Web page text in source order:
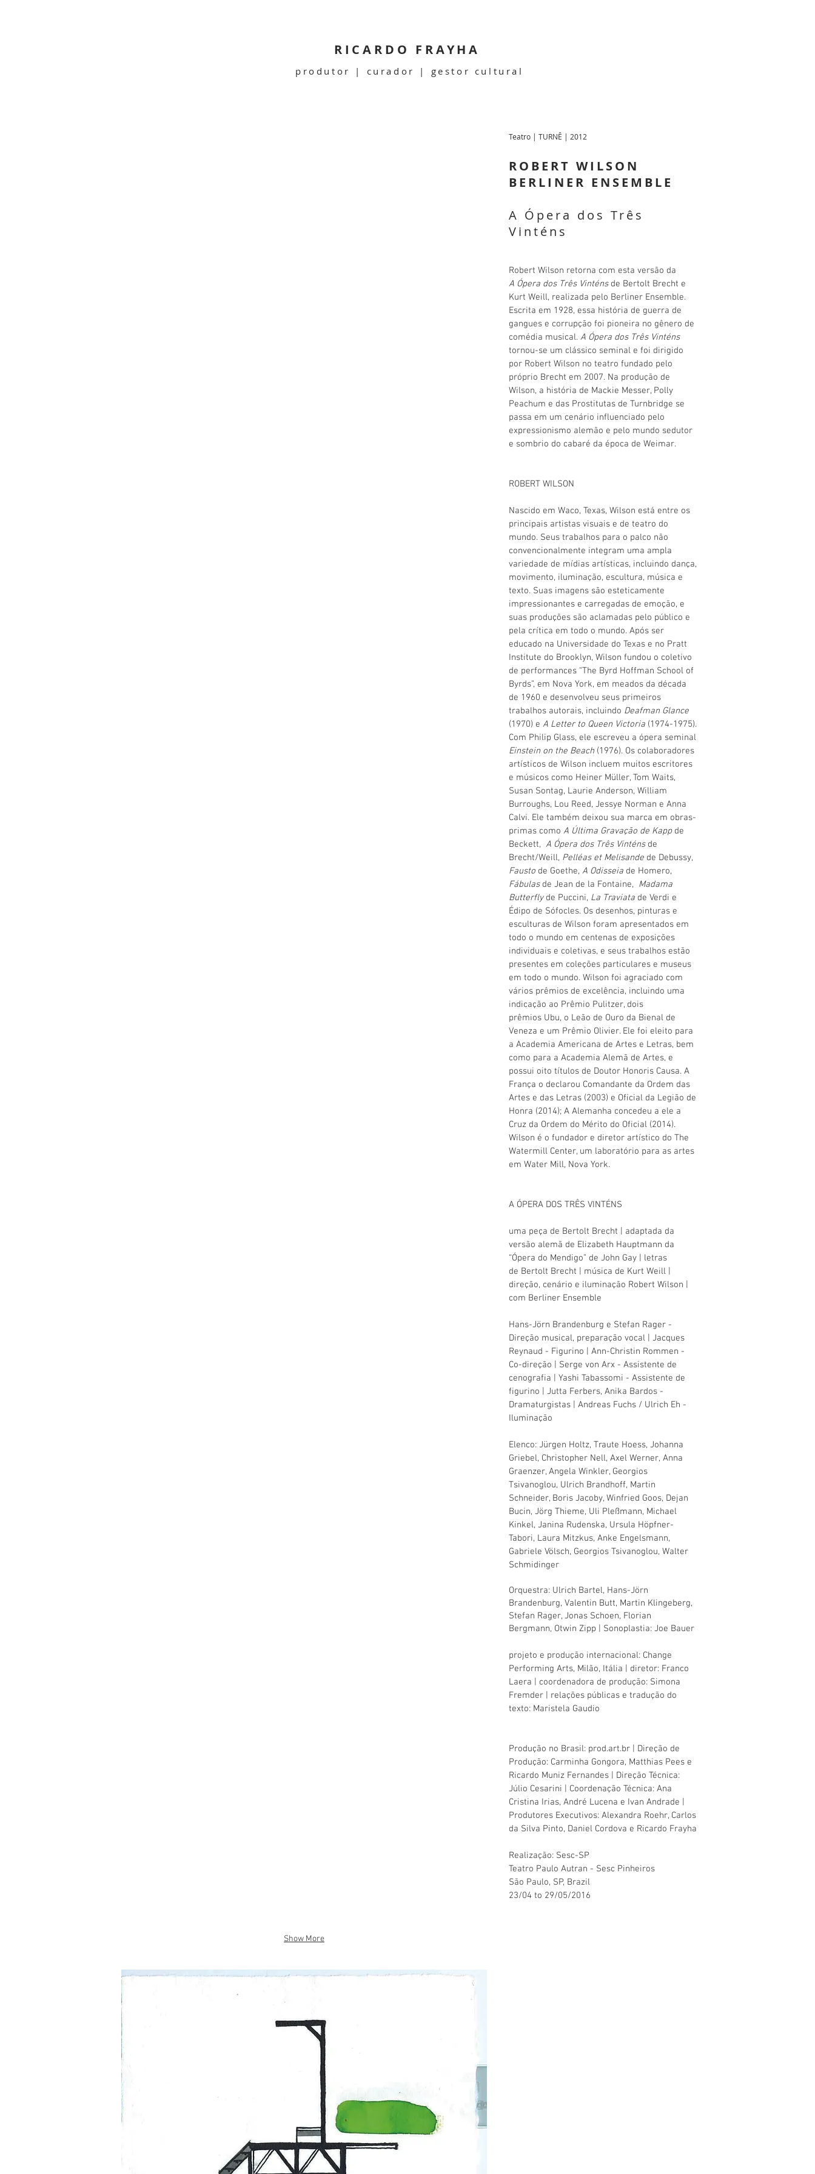
RICARDO FRAYHA
produtor | curador | gestor cultural
Show More
Teatro | TURNÊ | 2012
ROBERT WILSON
BERLINER ENSEMBLE
A Ópera dos Três
Vinténs
Robert Wilson retorna com esta versão da
A Ópera dos Três Vinténsde Bertolt Brecht e
Kurt Weill, realizada pelo Berliner Ensemble.
Escrita em 1928, essa história de guerra de
gangues e corrupção foi pioneira no gênero de
comédia musical. A Ópera dos Três Vinténs
tornou-se um clássico seminal e foi dirigido
por Robert Wilson no teatro fundado pelo
próprio Brecht em 2007. Na produção de
Wilson, a história de Mackie Messer, Polly
Peachum e das Prostitutas de Turnbridge se
passa em um cenário influenciado pelo
expressionismo alemão e pelo mundo sedutor
e sombrio do cabaré da época de Weimar.
ROBERT WILSON
Nascido em Waco, Texas, Wilson está entre os
principais artistas visuais e de teatro do
mundo. Seus trabalhos para o palco não
convencionalmente integram uma ampla
variedade de mídias artísticas, incluindo dança,
movimento, iluminação, escultura, música e
texto. Suas imagens são esteticamente
impressionantes e carregadas de emoção, e
suas produções são aclamadas pelo público e
pela crítica em todo o mundo. Após ser
educado na Universidade do Texas e no Pratt
Institute do Brooklyn, Wilson fundou o coletivo
de performances “The Byrd Hoffman School of
Byrds”, em Nova York, em meados da década
de 1960 e desenvolveu seus primeiros
trabalhos autorais, incluindo Deafman Glance
(1970) e A Letter to Queen Victoria (1974-1975).
Com Philip Glass, ele escreveu a ópera seminal
Einstein on the Beach (1976). Os colaboradores
artísticos de Wilson incluem muitos escritores
e músicos como Heiner Müller, Tom Waits,
Susan Sontag, Laurie Anderson, William
Burroughs, Lou Reed, Jessye Norman e Anna
Calvi. Ele também deixou sua marca em obras-
primas como A Última Gravação de Kappde
Beckett, A Ópera dos Três Vinténs de
Brecht/Weill, Pelléas et Melisande de Debussy,
Fausto de Goethe, A Odisseia de Homero,
Fábulasde Jean de la Fontaine, Madama
Butterflyde Puccini, La Traviata de Verdi e
Édipo de Sófocles. Os desenhos, pinturas e
esculturas de Wilson foram apresentados em
todo o mundo em centenas de exposições
individuais e coletivas, e seus trabalhos estão
presentes em coleções particulares e museus
em todo o mundo. Wilson foi agraciado com
vários prêmios de excelência, incluindo uma
indicação ao Prêmio Pulitzer, dois
prêmios Ubu, o Leão de Ouro da Bienal de
Veneza e um Prêmio Olivier. Ele foi eleito para
a Academia Americana de Artes e Letras, bem
como para a Academia Alemã de Artes, e
possui oito títulos de Doutor Honoris Causa. A
França o declarou Comandante da Ordem das
Artes e das Letras (2003) e Oficial da Legião de
Honra (2014); A Alemanha concedeu a ele a
Cruz da Ordem do Mérito do Oficial (2014).
Wilson é o fundador e diretor artístico do The
Watermill Center, um laboratório para as artes
em Water Mill, Nova York.
A ÓPERA DOS TRÊS VINTÉNS
uma peça de Bertolt Brecht | adaptada da
versão alemã de Elizabeth Hauptmann da
“Ópera do Mendigo” de John Gay | letras
de Bertolt Brecht | música de Kurt Weill |
direção, cenário e iluminação Robert Wilson |
com Berliner Ensemble
Hans-Jörn Brandenburg e Stefan Rager -
Direção musical, preparação vocal | Jacques
Reynaud - Figurino | Ann-Christin Rommen -
Co-direção | Serge von Arx - Assistente de
cenografia | Yashi Tabassomi - Assistente de
figurino | Jutta Ferbers, Anika Bardos -
Dramaturgistas | Andreas Fuchs / Ulrich Eh -
Iluminação
Elenco: Jürgen Holtz, Traute Hoess, Johanna
Griebel, Christopher Nell, Axel Werner, Anna
Graenzer, Angela Winkler, Georgios
Tsivanoglou, Ulrich Brandhoff, Martin
Schneider, Boris Jacoby, Winfried Goos, Dejan
Bucin, Jörg Thieme, Uli Pleßmann, Michael
Kinkel, Janina Rudenska, Ursula Höpfner-
Tabori, Laura Mitzkus, Anke Engelsmann,
Gabriele Völsch, Georgios Tsivanoglou, Walter
Schmidinger
Orquestra: Ulrich Bartel, Hans-Jörn
Brandenburg, Valentin Butt, Martin Klingeberg,
Stefan Rager, Jonas Schoen, Florian
Bergmann, Otwin Zipp | Sonoplastia: Joe Bauer
projeto e produção internacional: Change
Performing Arts, Milão, Itália | diretor: Franco
Laera | coordenadora de produção: Simona
Fremder | relações públicas e tradução do
texto: Maristela Gaudio
Produção no Brasil: prod.art.br | Direção de
Produção: Carminha Gongora, Matthias Pees e
Ricardo Muniz Fernandes | Direção Técnica:
Júlio Cesarini | Coordenação Técnica: Ana
Cristina Irias, André Lucena e Ivan Andrade |
Produtores Executivos: Alexandra Roehr, Carlos
da Silva Pinto, Daniel Cordova e Ricardo Frayha
Realização: Sesc-SP
Teatro Paulo Autran - Sesc Pinheiros
São Paulo, SP, Brazil
23/04 to 29/05/2016